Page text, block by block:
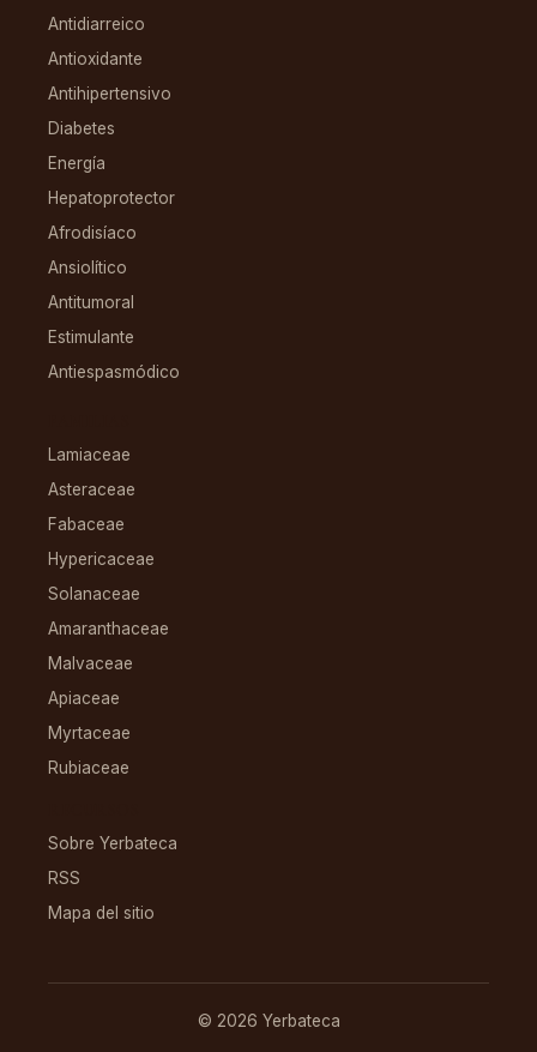
Antidiarreico
Antioxidante
Antihipertensivo
Diabetes
Energía
Hepatoprotector
Afrodisíaco
Ansiolítico
Antitumoral
Estimulante
Antiespasmódico
Lamiaceae
Asteraceae
Fabaceae
Hypericaceae
Solanaceae
Amaranthaceae
Malvaceae
Apiaceae
Myrtaceae
Rubiaceae
Sobre Yerbateca
RSS
Mapa del sitio
© 2026 Yerbateca